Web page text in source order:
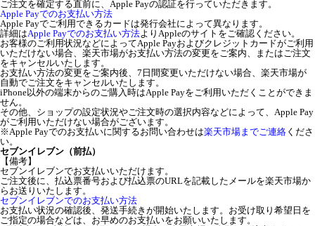
ご注文を確定する直前に、Apple Payの認証を行っていただきます。
Apple Payでのお支払い方法
Apple Payでご利用できるカードは発行会社によって異なります。
詳細はApple Payでのお支払い方法よりAppleのサイトをご確認ください。
お客様のご利用状況などによってApple Payおよびクレジットカードがご利用
いただけない場合、楽天市場がお支払い方法の変更をご案内、またはご注文
をキャンセルいたします。
お支払い方法の変更をご案内後、7日間変更いただけない場合、楽天市場が
自動でご注文をキャンセルいたします。
iPhone以外の端末からのご購入時はApple Payをご利用いただくことができま
せん。
その他、ショップの設定状況やご注文時の選択内容などによって、Apple Pay
がご利用いただけない場合がございます。
※Apple Payでのお支払いに関するお問い合わせは楽天市場までご連絡 くださ
い。
セブンイレブン（前払）
【備考】
セブンイレブンでお支払いいただけます。
ご注文後に、払込票番号および払込票のURLを記載したメールを楽天市場か
らお送りいたします。
セブンイレブンでのお支払い方法
お支払い状況の確認後、発送手続きが開始いたします。お受け取り希望日を
ご指定の場合などは、お早めのお支払いをお願いいたします。